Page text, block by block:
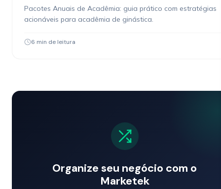
Pacotes Anuais de Acadêmia: guia prático com estratégias
acionáveis para acadêmia de ginástica.
6 min de leitura
Organize seu negócio com o
Marketek